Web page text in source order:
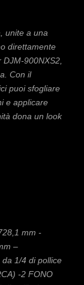
unite a una
direttamente
900NXS2,
Con il
puoi sfogliare
e applicare
dona un look
mm -
–
1/4 di pollice
-2 FONO